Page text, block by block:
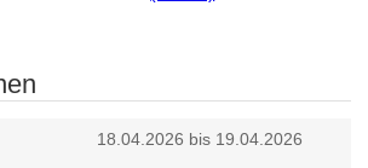
18.04.2026 bis 19.04.2026